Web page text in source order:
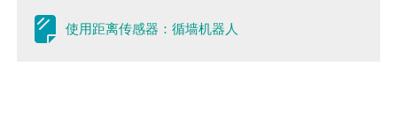
使用距离传感器：循墙机器人